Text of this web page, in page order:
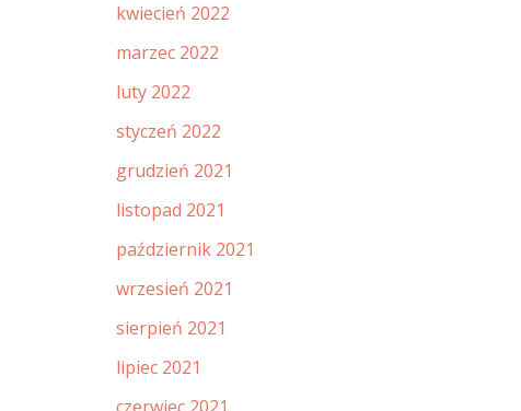
kwiecień 2022
marzec 2022
luty 2022
styczeń 2022
grudzień 2021
listopad 2021
październik 2021
wrzesień 2021
sierpień 2021
lipiec 2021